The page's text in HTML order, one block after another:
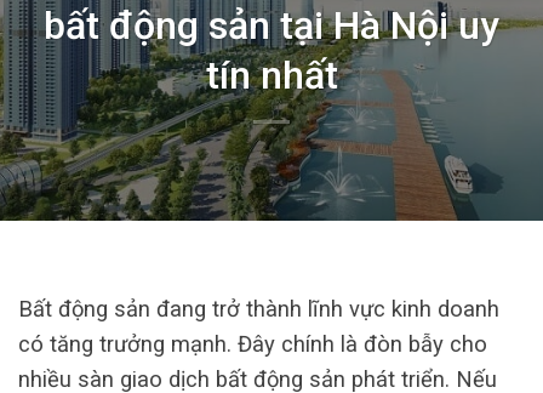
bất động sản tại Hà Nội uy
tín nhất
Bất động sản đang trở thành lĩnh vực kinh doanh
có tăng trưởng mạnh. Đây chính là đòn bẫy cho
nhiều sàn giao dịch bất động sản phát triển. Nếu